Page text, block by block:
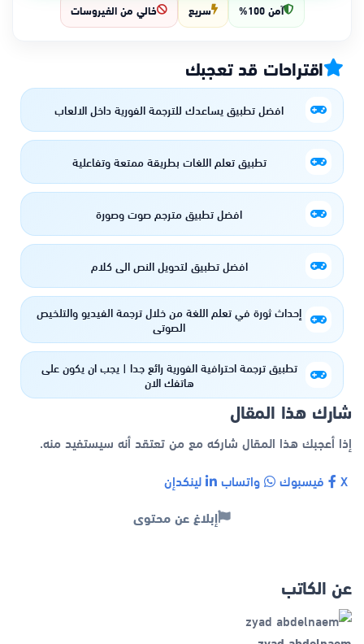
آمن 100% سريع خالي من الفيروسات
اقتراحات قد تعجبك
افضل تطبيق يساعدك للترجمة الفورية داخل الالعاب
تطبيق تعلم اللغات بطريقة ممتعة وتفاعلية
افضل تطبيق مترجم صوت وصورة
افضل تطبيق لتحويل النص الي كلام
إحداث ثورة في تعلم اللغة من خلال ترجمة الفيديو والتلخيص
الصوتي
تطبيق ترجمة احترافية الفورية رائع جدا | يجب ان يكون على
هاتفك الان
شارك هذا المقال
إذا أعجبك هذا المقال شاركه مع من تعتقد أنه سيستفيد منه.
فيسبوك واتساب لينكدإن
إبلاغ عن محتوى
عن الكاتب